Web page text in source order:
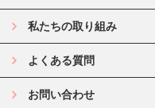
私たちの取り組み
よくある質問
お問い合わせ